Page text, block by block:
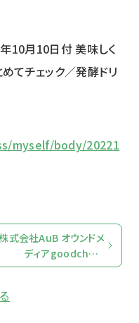
10月10日付 美味しく
てチェック／発酵ドリ
myself/body/20221
式会社AuB オウンドメ
ディアgoodchoで
_SHIP」をご紹介いただ